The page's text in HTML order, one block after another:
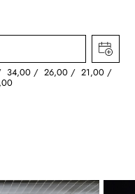
34,00 26,00 21,00